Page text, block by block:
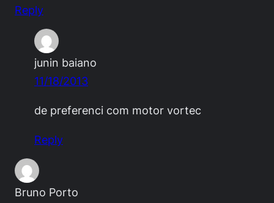
Reply
junin baiano
11/18/2013
de preferenci com motor vortec
Reply
Bruno Porto